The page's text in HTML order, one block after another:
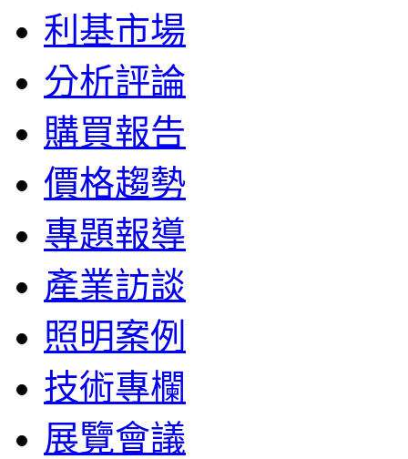
利基市場
分析評論
購買報告
價格趨勢
專題報導
產業訪談
照明案例
技術專欄
展覽會議